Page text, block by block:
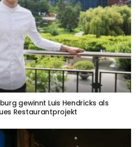
gewinnt Luis Hendricks als
Restaurantprojekt